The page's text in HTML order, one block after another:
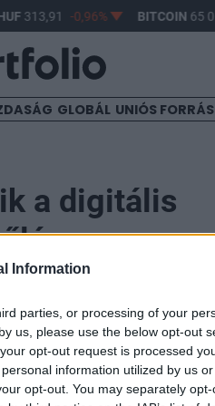
Information
parties, or processing of your
us, please use the below opt-out
opt-out request is processed
information utilized by us
opt-out. You may separately
313,91 -0,96% BITCOIN65
GLOBÁL UNIÓS
a digitális
Társaság a koronavírus
a digitális térben